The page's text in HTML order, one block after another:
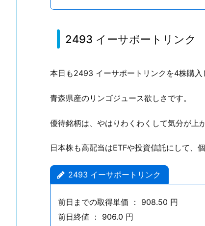
イ
サ
ー
リ
ク
3.
9
9
4
2493 イーサポートリンク
本日も2493 イーサポートリンクを4株購入
青森県産のリンゴジュース欲しさです。
優待銘柄は、やはりわくわくして気分が上
日本株も高配当はETFや投資信託にして、
2493 イーサポートリンク
前日までの取得単価 ： 908.50 円
前日終値 ： 906.0 円